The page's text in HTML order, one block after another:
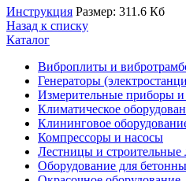
Инструкция Размер: 311.6 Кб
Назад к списку
Каталог
Виброплиты и
Генераторы
Измерительные приборы
Климатическое
Клининговое
Компрессоры и насосы
Лестницы и строительные
Оборудование для